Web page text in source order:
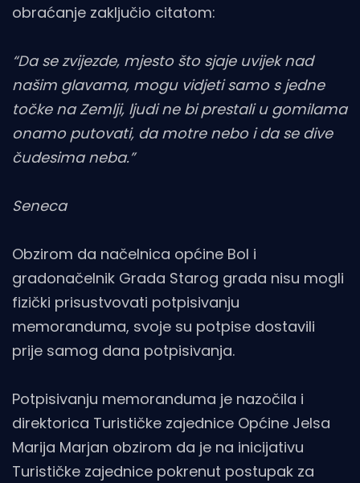
obraćanje zaključio citatom:
“Da se zvijezde, mjesto što sjaje uvijek nad
našim glavama, mogu vidjeti samo s jedne
točke na Zemlji, ljudi ne bi prestali u gomilama
onamo putovati, da motre nebo i da se dive
čudesima neba.”
Seneca
Obzirom da načelnica općine Bol i
gradonačelnik Grada Starog grada nisu mogli
fizički prisustvovati potpisivanju
memoranduma, svoje su potpise dostavili
prije samog dana potpisivanja.
Potpisivanju memoranduma je nazočila i
direktorica Turističke zajednice Općine Jelsa
Marija Marjan obzirom da je na inicijativu
Turističke zajednice pokrenut postupak za